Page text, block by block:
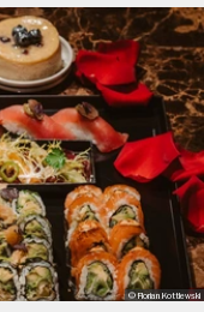
© Florian Kottlewski